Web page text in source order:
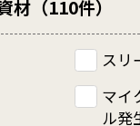
材（110件）
スリ
マイ
ル発